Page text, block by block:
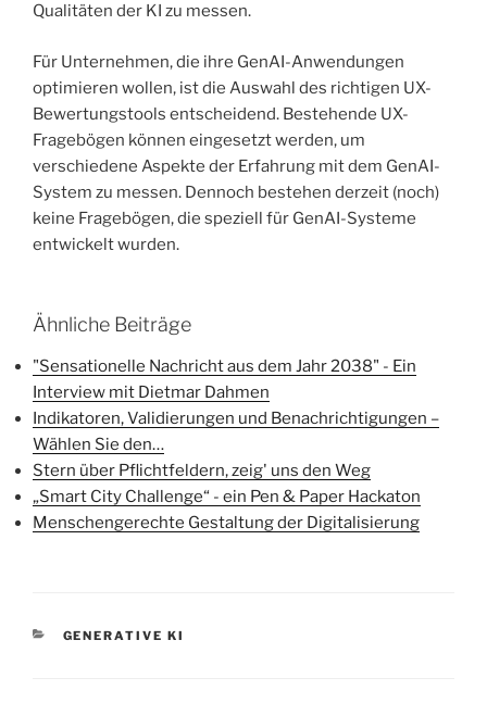
Qualitäten der KI zu messen.
Für Unternehmen, die ihre GenAI-Anwendungen
optimieren wollen, ist die Auswahl des richtigen UX-
Bewertungstools entscheidend. Bestehende UX-
Fragebögen können eingesetzt werden, um
verschiedene Aspekte der Erfahrung mit dem GenAI-
System zu messen. Dennoch bestehen derzeit (noch)
keine Fragebögen, die speziell für GenAI-Systeme
entwickelt wurden.
Ähnliche Beiträge
"Sensationelle Nachricht aus dem Jahr 2038" - Ein
Interview mit Dietmar Dahmen
Indikatoren, Validierungen und Benachrichtigungen –
Wählen Sie den…
Stern über Pflichtfeldern, zeig' uns den Weg
„Smart City Challenge“ - ein Pen & Paper Hackaton
Menschengerechte Gestaltung der Digitalisierung
KATEGORIEN
GENERATIVE KI